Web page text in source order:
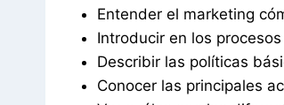
Entender el marketing
Introducir en los
Describir las políticas
Conocer las principales